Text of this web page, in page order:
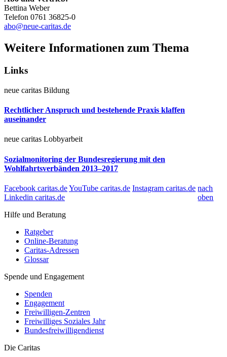
Bettina Weber
Telefon 0761 36825-0
abo@neue-caritas.de
Weitere Informationen zum Thema
Links
neue caritas Bildung
Rechtlicher Anspruch und bestehende Praxis klaffen
auseinander
neue caritas Lobbyarbeit
Sozialmonitoring der Bundesregierung mit den
Wohlfahrtsverbänden 2013–2017
Facebook caritas.deYouTube caritas.de Instagram caritas.de
Linkedin caritas.de
nach
oben
Hilfe und Beratung
Ratgeber
Online-Beratung
Caritas-Adressen
Glossar
Spende und Engagement
Spenden
Engagement
Freiwilligen-Zentren
Freiwilliges Soziales Jahr
Bundesfreiwilligendienst
Die Caritas